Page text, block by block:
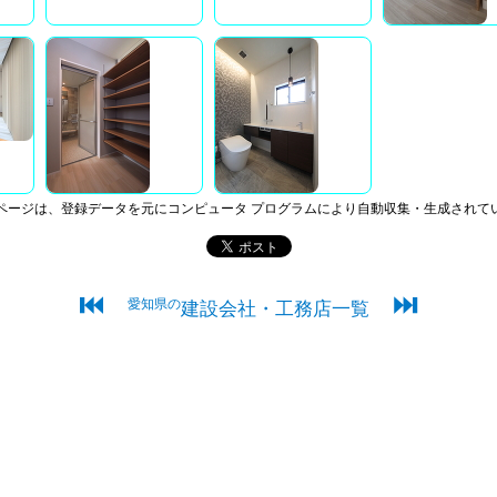
ジは、登録データを元にコンピュータ プログラムにより自動収集・生成されて
⏮ 愛知県の建設会社・工務店一覧 ⏭